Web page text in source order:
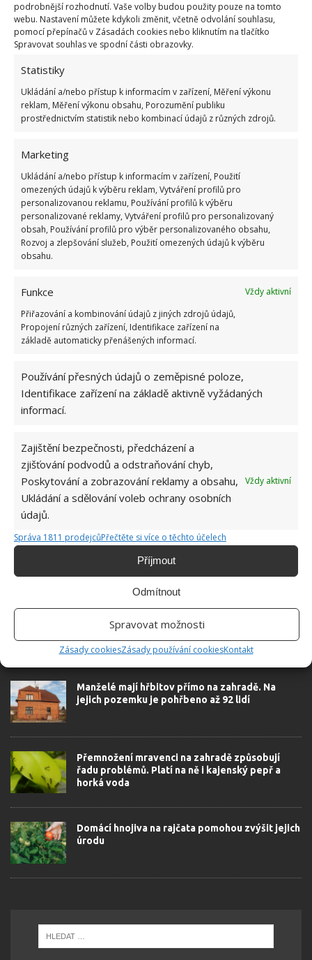
podrobnější rozhodnutí. Vaše volby budou použity pouze na tomto
webu. Nastavení můžete kdykoli změnit, včetně odvolání souhlasu,
pomocí přepínačů v Zásadách cookies nebo kliknutím na tlačítko
Spravovat souhlas ve spodní části obrazovky.
Statistiky
Ukládání a/nebo přístup k informacím v zařízení, Měření výkonu
reklam, Měření výkonu obsahu, Porozumění publiku
prostřednictvím statistik nebo kombinací údajů z různých zdrojů.
Marketing
Ukládání a/nebo přístup k informacím v zařízení, Použití
omezených údajů k výběru reklam, Vytváření profilů pro
personalizovanou reklamu, Používání profilů k výběru
personalizované reklamy, Vytváření profilů pro personalizovaný
obsah, Používání profilů pro výběr personalizovaného obsahu,
Rozvoj a zlepšování služeb, Použití omezených údajů k výběru
obsahu.
Funkce
Vždy aktivní
Přiřazování a kombinování údajů z jiných zdrojů údajů,
Propojení různých zařízení, Identifikace zařízení na
základě automaticky přenášených informací.
Používání přesných údajů o zeměpisné poloze,
Identifikace zařízení na základě aktivně vyžádaných
informací.
Zajištění bezpečnosti, předcházení a
zjišťování podvodů a odstraňování chyb,
Poskytování a zobrazování reklamy a obsahu,
Ukládání a sdělování voleb ochrany osobních
údajů.
Vždy aktivní
Správa 1811 prodejcůPřečtěte si více o těchto účelech
Příjmout
Odmítnout
Spravovat možnosti
Zásady cookiesZásady používání cookiesKontakt
druhé poloviny listopadu.Uděláte-li to dříve, může
to způsobit předčasné klíčení. Samotný substrát
současně ochráníte před chladem a také přehřátím
během tání sněhu. Vyhněte se ovšem plastu, volte
lehké přírodní materiály.
KVĚTINY
Hana Musilová
Do redakce Bydlimeutulne.cz se
rozhodla zůstat. Její v...
autorovi]
SOUVISEJÍCÍ ČLÁNKY
Manželé mají hřbitov přímo na zahradě. Na
jejich pozemku je pohřbeno až 92 lidí
Přemnožení mravenci na zahradě způsobují
řadu problémů. Platí na ně i kajenský pepř a
horká voda
Domácí hnojiva na rajčata pomohou zvýšit jejich
úrodu